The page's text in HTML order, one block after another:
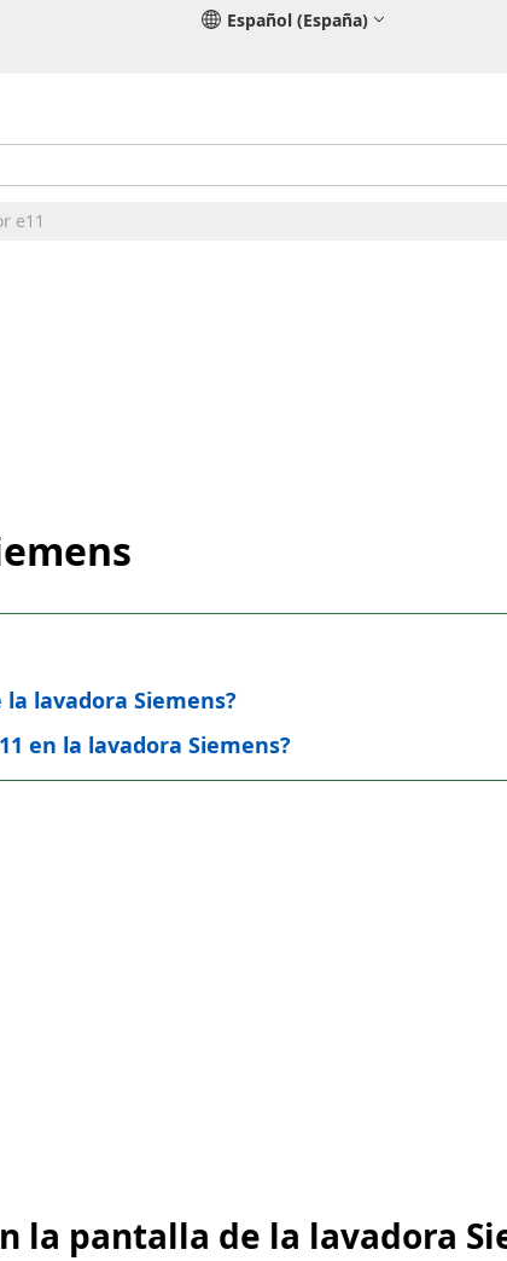
Español (España)
e11
lavadora Siemens?
en la lavadora Siemens?
la pantalla de la lavadora